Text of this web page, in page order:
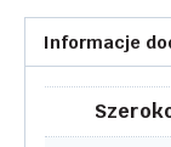
VB2608
341Informacje